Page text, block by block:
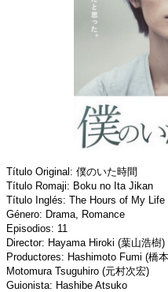
Título Original: 僕のいた時間
Título Romaji: Boku no Ita Jikan
Título Inglés: The Hours of My Life
Género: Drama, Romance
Episodios: 11
Director: Hayama Hiroki (葉山浩樹)
Productores: Hashimoto Fumi (橋
Motomura Tsuguhiro (元村次宏)
Guionista: Hashibe Atsuko